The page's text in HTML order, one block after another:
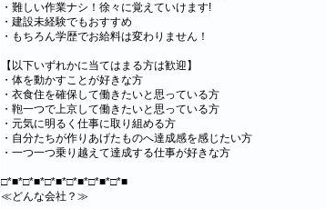
・難しい作業ナシ！徐々に覚えていけます!
・建設未経験でもおすすめ
・もちろん学歴でお給料は変わりません！
【以下いずれかに当てはまる方は歓迎】
・体を動かすことが好きな方
・衣食住を確保して働きたいと思っている方
・鞄一つで上京して働きたいと思っている方
・元気に明るく仕事に取り組める方
・自分たちが作りあげたものへ達成感を感じたい方
・一つ一つ乗り越えて達成する仕事が好きな方
□*■*□*■*□*■*□*■*□*■*□*■
≪どんな会社？≫